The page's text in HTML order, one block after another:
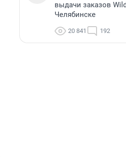
выдачи заказов
Челябинске
20 841 192